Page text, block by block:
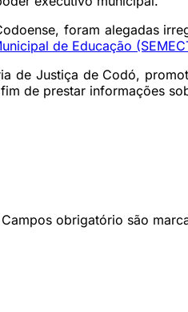
foram alegadas
de Educação
de Justiça de Codó,
de prestar informações
obrigatório são